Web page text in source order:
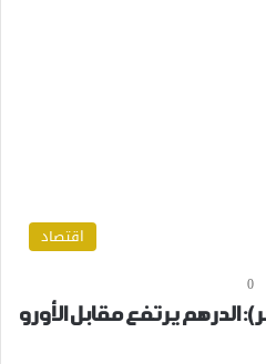
اقتصاد
0
(05 – 11 شتنبر): الدرهم يرتفع مقابل الأورو